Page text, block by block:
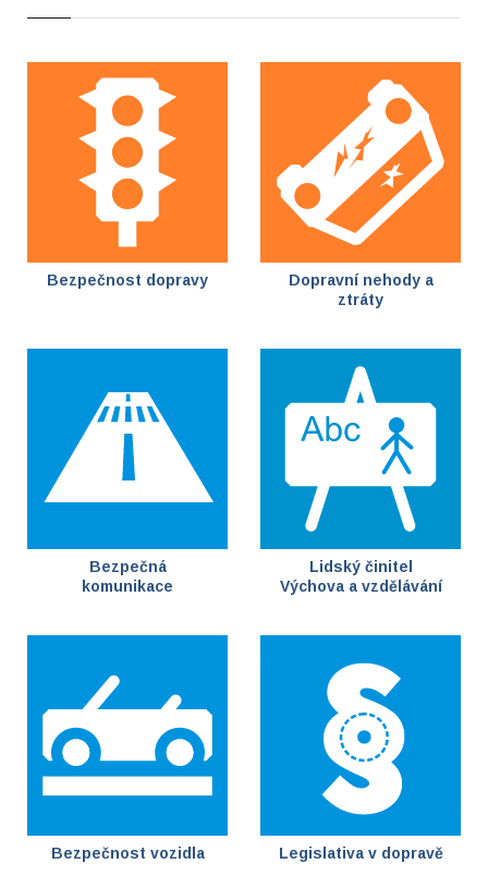
Bezpečnost dopravy
Dopravní nehody a
ztráty
Bezpečná
komunikace
Lidský činitel
Výchova a vzdělávání
Bezpečnost vozidla Legislativa v dopravě